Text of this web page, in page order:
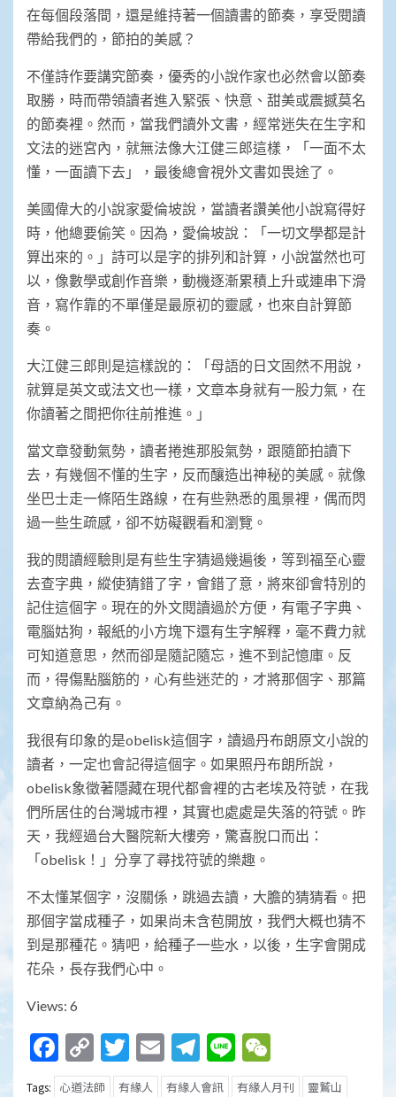
在每個段落間，還是維持著一個讀書的節奏，享受閱讀
帶給我們的，節拍的美感？
不僅詩作要講究節奏，優秀的小說作家也必然會以節奏
取勝，時而帶領讀者進入緊張、快意、甜美或震撼莫名
的節奏裡。然而，當我們讀外文書，經常迷失在生字和
文法的迷宮內，就無法像大江健三郎這樣，「一面不太
懂，一面讀下去」，最後總會視外文書如畏途了。
美國偉大的小說家愛倫坡說，當讀者讚美他小說寫得好
時，他總要偷笑。因為，愛倫坡說：「一切文學都是計
算出來的。」詩可以是字的排列和計算，小說當然也可
以，像數學或創作音樂，動機逐漸累積上升或連串下滑
音，寫作靠的不單僅是最原初的靈感，也來自計算節
奏。
大江健三郎則是這樣說的：「母語的日文固然不用說，
就算是英文或法文也一樣，文章本身就有一股力氣，在
你讀著之間把你往前推進。」
當文章發動氣勢，讀者捲進那股氣勢，跟隨節拍讀下
去，有幾個不懂的生字，反而釀造出神秘的美感。就像
坐巴士走一條陌生路線，在有些熟悉的風景裡，偶而閃
過一些生疏感，卻不妨礙觀看和瀏覽。
我的閱讀經驗則是有些生字猜過幾遍後，等到福至心靈
去查字典，縱使猜錯了字，會錯了意，將來卻會特別的
記住這個字。現在的外文閱讀過於方便，有電子字典、
電腦姑狗，報紙的小方塊下還有生字解釋，毫不費力就
可知道意思，然而卻是隨記隨忘，進不到記憶庫。反
而，得傷點腦筋的，心有些迷茫的，才將那個字、那篇
文章納為己有。
我很有印象的是obelisk這個字，讀過丹布朗原文小說的
讀者，一定也會記得這個字。如果照丹布朗所說，
obelisk象徵著隱藏在現代都會裡的古老埃及符號，在我
們所居住的台灣城市裡，其實也處處是失落的符號。昨
天，我經過台大醫院新大樓旁，驚喜脫口而出：
「obelisk！」分享了尋找符號的樂趣。
不太懂某個字，沒關係，跳過去讀，大膽的猜猜看。把
那個字當成種子，如果尚未含苞開放，我們大概也猜不
到是那種花。猜吧，給種子一些水，以後，生字會開成
花朵，長存我們心中。
Views: 6
Facebook
Copy
Link
Twitter
EmailTelegram
Line
Tags: 心道法師 有緣人 有緣人會訊 有緣人月刊 靈鷲山